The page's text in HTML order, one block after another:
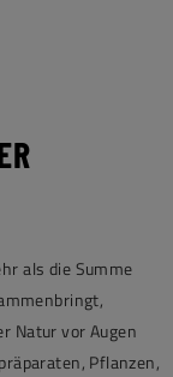
als die Summe
Natur vor Augen
Pflanzen,